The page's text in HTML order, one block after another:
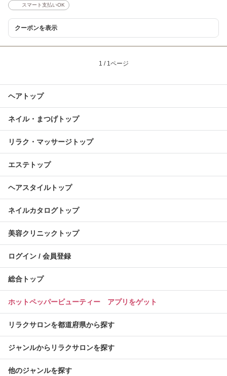
スマート支払いOK
クーポンを表示
1 / 1ページ
ヘアトップ
ネイル・まつげトップ
リラク・マッサージトップ
エステトップ
ヘアスタイルトップ
ネイルカタログトップ
美容クリニックトップ
ログイン / 会員登録
総合トップ
ホットペッパービューティー アプリをゲット
リラクサロンを都道府県から探す
ジャンルからリラクサロンを探す
他のジャンルを探す